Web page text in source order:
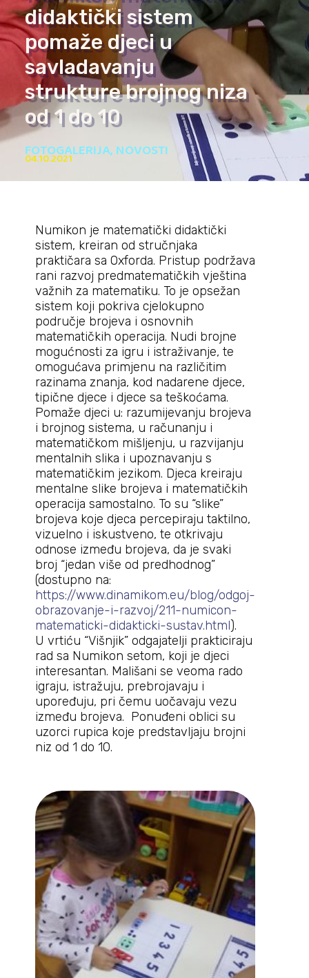
didaktički sistem
pomaže djeci u
savladavanju
strukture brojnog niza
od 1 do 10
FOTOGALERIJA,NOVOSTI
04.10.2021
Numikon je matematički didaktički
sistem, kreiran od stručnjaka
praktičara sa Oxforda. Pristup podržava
rani razvoj predmatematičkih vještina
važnih za matematiku. To je opsežan
sistem koji pokriva cjelokupno
područje brojeva i osnovnih
matematičkih operacija. Nudi brojne
mogućnosti za igru i istraživanje, te
omogućava primjenu na različitim
razinama znanja, kod nadarene djece,
tipične djece i djece sa teškoćama.
Pomaže djeci u: razumijevanju brojeva
i brojnog sistema, u računanju i
matematičkom mišljenju, u razvijanju
mentalnih slika i upoznavanju s
matematičkim jezikom. Djeca kreiraju
mentalne slike brojeva i matematičkih
operacija samostalno. To su “slike”
brojeva koje djeca percepiraju taktilno,
vizuelno i iskustveno, te otkrivaju
odnose između brojeva, da je svaki
broj “jedan više od predhodnog”
(dostupno na:
https://www.dinamikom.eu/blog/odgoj-
obrazovanje-i-razvoj/211-numicon-
matematicki-didakticki-sustav.html).
U vrtiću “Višnjik” odgajatelji prakticiraju
rad sa Numikon setom, koji je djeci
interesantan. Mališani se veoma rado
igraju, istražuju, prebrojavaju i
upoređuju, pri čemu uočavaju vezu
između brojeva. Ponuđeni oblici su
uzorci rupica koje predstavljaju brojni
niz od 1 do 10.